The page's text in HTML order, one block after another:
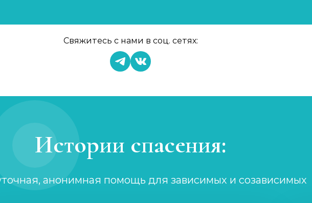
Свяжитесь с нами в соц. сетях:
Истории спасения:
анонимная помощь для зависимых и созависимых